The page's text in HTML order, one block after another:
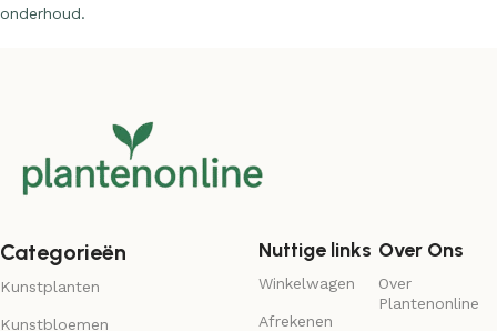
onderhoud.
Categorieën
Kunstplanten
Kunstbloemen
Nuttige links
Winkelwagen
Afrekenen
Over Ons
Over
Plantenonline